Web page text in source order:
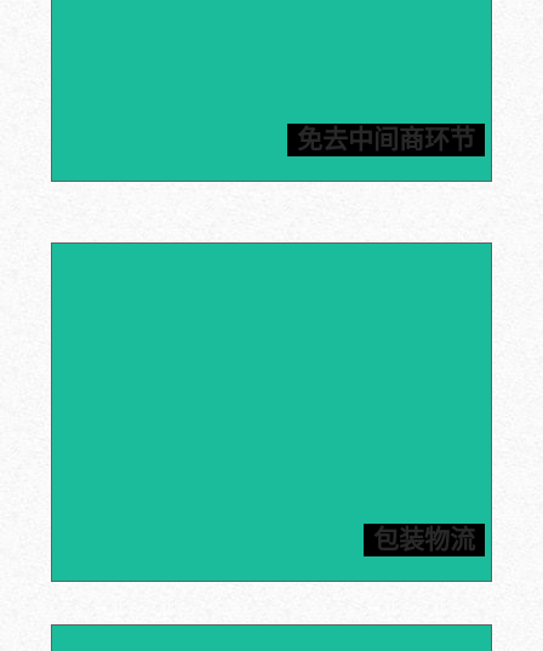
免去中间商环节
保障，免去中间商困扰，价格公道合理，保质保量管售
后，为您提供一站式石墨解决方案。
包装物流
用五层瓦楞纸箱/木箱双重保险，结实耐用，确保产品的
运输保障，为客户提供合理节省的运输方案。